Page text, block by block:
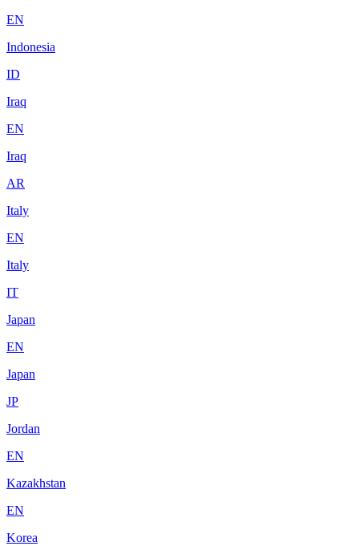
EN
Indonesia
ID
Iraq
EN
Iraq
AR
Italy
EN
Italy
IT
Japan
EN
Japan
JP
Jordan
EN
Kazakhstan
EN
Korea